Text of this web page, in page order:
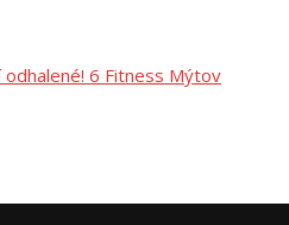
6 Fitness Mýtov